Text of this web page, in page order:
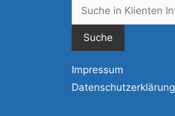
Impressum
Datenschutzerklärung